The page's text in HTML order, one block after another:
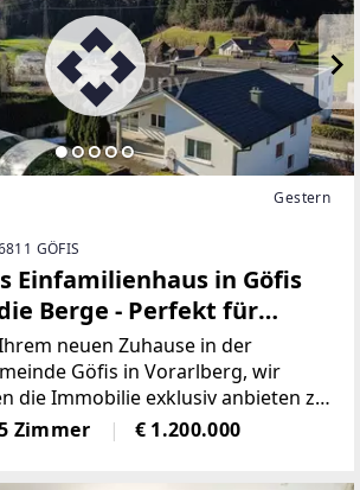
Gestern
GÖFIS
Einfamilienhaus in Göfis
Berge - Perfekt für
neuen Zuhause in der
Göfis in Vorarlberg, wir
die Immobilie exklusiv anbieten zu
gerne für eine Begehung zur
des Domizils stellt eine
Zimmer € 1.200.000